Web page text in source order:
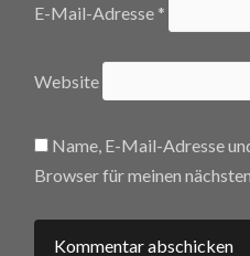
E-Mail-Adresse *
Website
Name, E-Mail-Adresse
Browser für meinen